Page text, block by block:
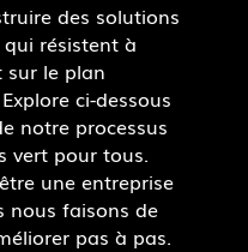
des solutions
résistent à
sur le plan
ci-dessous
notre processus
vert pour tous.
une entreprise
nous faisons de
pas à pas.